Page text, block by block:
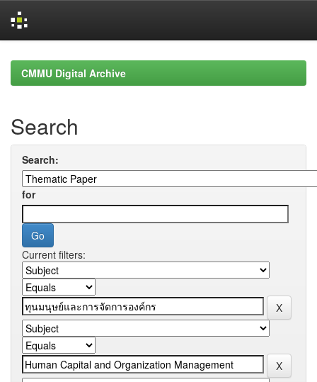
navigationCMMU Digital Archive
Search
Search:
for
Current filters: